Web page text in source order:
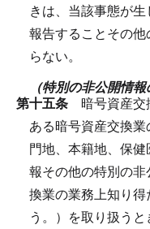
きは、当該事態が
報告することその
らない。
（特別の非公開情報
第十五条 暗号資産
ある暗号資産交換業
門地、本籍地、保
報その他の特別の
換業の業務上知り
う。）を取り扱う